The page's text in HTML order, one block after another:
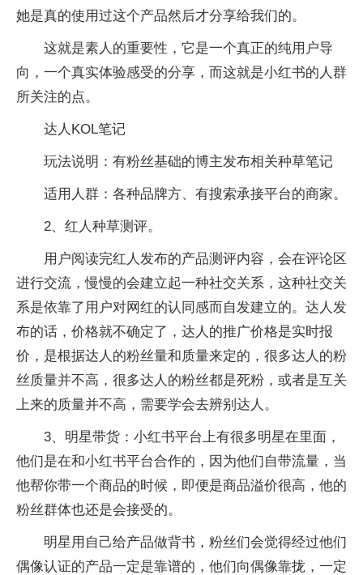
她是真的使用过这个产品然后才分享给我们的。
这就是素人的重要性，它是一个真正的纯用户导
向，一个真实体验感受的分享，而这就是小红书的人群
所关注的点。
达人KOL笔记
玩法说明：有粉丝基础的博主发布相关种草笔记
适用人群：各种品牌方、有搜索承接平台的商家。
2、红人种草测评。
用户阅读完红人发布的产品测评内容，会在评论区
进行交流，慢慢的会建立起一种社交关系，这种社交关
系是依靠了用户对网红的认同感而自发建立的。达人发
布的话，价格就不确定了，达人的推广价格是实时报
价，是根据达人的粉丝量和质量来定的，很多达人的粉
丝质量并不高，很多达人的粉丝都是死粉，或者是互关
上来的质量并不高，需要学会去辨别达人。
3、明星带货：小红书平台上有很多明星在里面，
他们是在和小红书平台合作的，因为他们自带流量，当
他帮你带一个商品的时候，即便是商品溢价很高，他的
粉丝群体也还是会接受的。
明星用自己给产品做背书，粉丝们会觉得经过他们
偶像认证的产品一定是靠谱的，他们向偶像靠拢，一定